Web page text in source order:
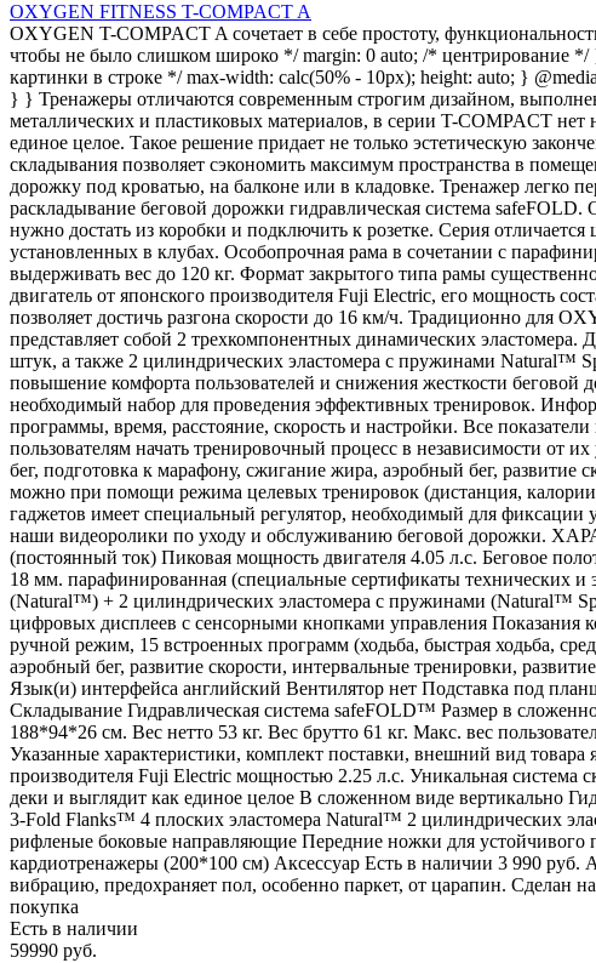
OXYGEN FITNESS T-COMPACT A
OXYGEN T-COMPACT A сочетает в себе простоту,
чтобы не было слишком широко */ margin: 0 auto; /* центрирование
картинки в строке */ max-width: calc(50% - 10px); height: auto; }
} } Тренажеры отличаются современным строгим дизайном,
металлических и пластиковых материалов, в серии T-COMPACT
единое целое. Такое решение придает не только эстетическую
складывания позволяет сэкономить максимум пространства в
дорожку под кроватью, на балконе или в кладовке. Тренажер легко
раскладывание беговой дорожки гидравлическая система
нужно достать из коробки и подключить к розетке. Серия
установленных в клубах. Особопрочная рама в сочетании с
выдерживать вес до 120 кг. Формат закрытого типа рамы
двигатель от японского производителя Fuji Electric, его мощность
позволяет достичь разгона скорости до 16 км/ч. Традиционно для
представляет собой 2 трехкомпонентных динамических
штук, а также 2 цилиндрических эластомера с пружинами Natural™
повышение комфорта пользователей и снижения жесткости беговой
необходимый набор для проведения эффективных тренировок.
программы, время, расстояние, скорость и настройки. Все
пользователям начать тренировочный процесс в независимости от
бег, подготовка к марафону, сжигание жира, аэробный бег, развитие
можно при помощи режима целевых тренировок (дистанция,
гаджетов имеет специальный регулятор, необходимый для
наши видеоролики по уходу и обслуживанию беговой дорожки.
(постоянный ток) Пиковая мощность двигателя 4.05 л.с. Беговое
18 мм. парафинированная (специальные сертификаты технических
(Natural™) + 2 цилиндрических эластомера с пружинами (Natural™
цифровых дисплеев с сенсорными кнопками управления Показания
ручной режим, 15 встроенных программ (ходьба, быстрая ходьба,
аэробный бег, развитие скорости, интервальные тренировки,
Язык(и) интерфейса английский Вентилятор нет Подставка под
Складывание Гидравлическая система safeFOLD™ Размер в
188*94*26 см. Вес нетто 53 кг. Вес брутто 61 кг. Макс. вес
Указанные характеристики, комплект поставки, внешний вид
производителя Fuji Electric мощностью 2.25 л.с. Уникальная система
деки и выглядит как единое целое В сложенном виде вертикально
3-Fold Flanks™ 4 плоских эластомера Natural™ 2 цилиндрических
рифленые боковые направляющие Передние ножки для устойчивого
кардиотренажеры (200*100 см) Аксессуар Есть в наличии 3 990
вибрацию, предохраняет пол, особенно паркет, от царапин. Сделан
покупка
Есть в наличии
59990 руб.